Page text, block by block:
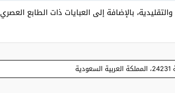
بالإضافة إلى العبايات ذات الطابع العصري